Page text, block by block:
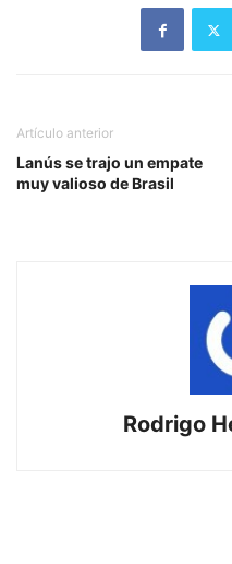
Artículo anterior
Lanús se trajo un empate
muy valioso de Brasil
Rodrigo